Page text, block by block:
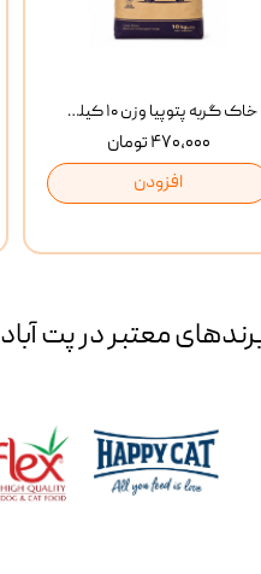
خاک گربه پتوپیا وزن ۱۰ کیلوگرم
۴۷۰,۰۰۰ تومان
افزودن
معتبر در پت آباد